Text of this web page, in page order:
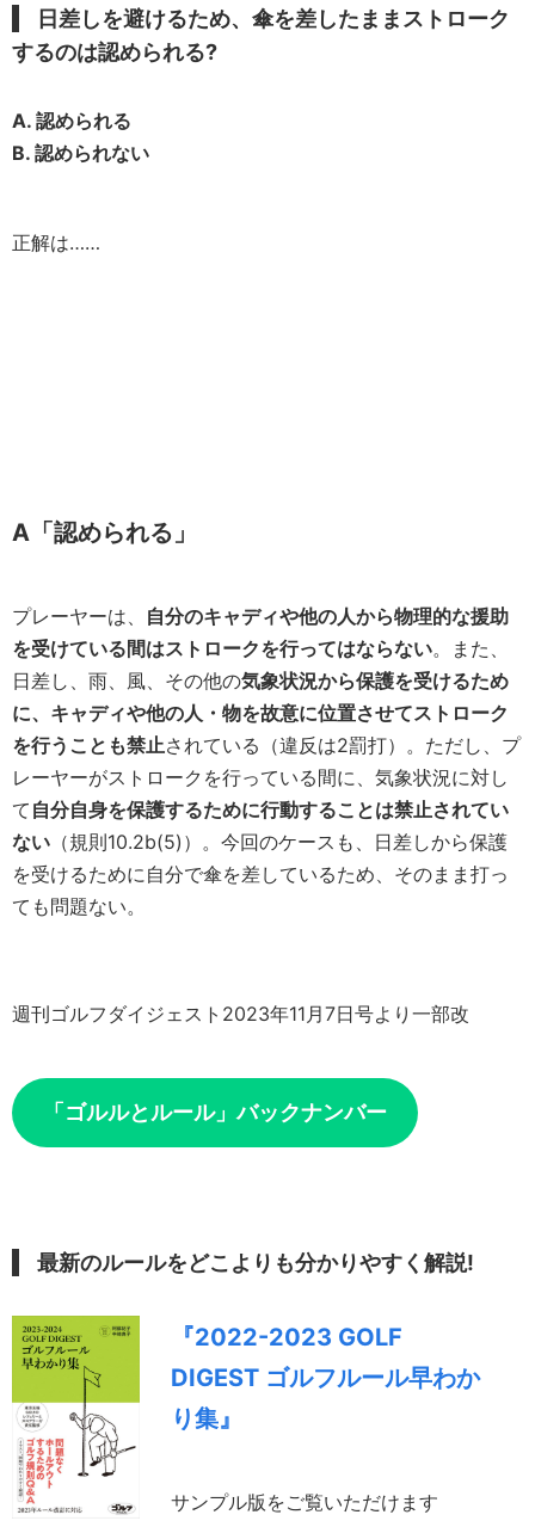
日差しを避けるため、傘を差したままストローク
するのは認められる?
A. 認められる
B. 認められない
正解は……
A「認められる」
プレーヤーは、 自分のキャディや他の人から物理的な援助
を受けている間はストロークを行ってはならない。また、
日差し、雨、風、その他の気象状況から保護を受けるため
に、キャディや他の人・物を故意に位置させてストローク
を行うことも禁止されている（違反は2罰打）。ただし、プ
レーヤーがストロークを行っている間に、気象状況に対し
て 自分自身を保護するために行動することは禁止されてい
ない （規則10.2b(5)）。今回のケースも、日差しから保護
を受けるために自分で傘を差しているため、そのまま打っ
ても問題ない。
週刊ゴルフダイジェスト2023年11月7日号より一部改
「ゴルルとルール」バックナンバー
最新のルールをどこよりも分かりやすく解説!
『2022-2023 GOLF
DIGEST ゴルフルール早わか
り集』
サンプル版をご覧いただけます